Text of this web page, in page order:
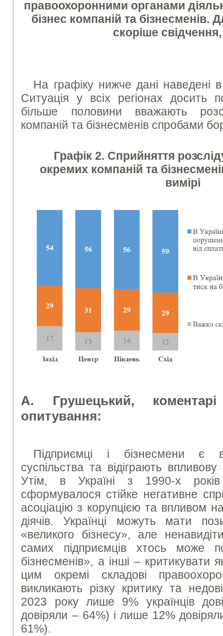
правоохоронними органами
бізнес компаній та бізнесменів.
скоріше
На графіку нижче дані наведені в
Ситуація у всіх регіонах досить
більше половини вважають
компаній та бізнесменів спробами
Графік 2. Сприйняття
окремих компаній та
вимірі
А. Грушецький,
опитування:
Підприємці і бізнесмени є
суспільства та відіграють
Утім, в Україні з 1990-х
сформувалося стійке негативне
асоціацію з корупцією та впливом
діячів. Українці можуть мати
«великого бізнесу», але
самих підприємців хтось може
бізнесменів», а інші – критикувати
цим окремі складові
викликають різку критику та
2023 року лише 9% українців
довіряли – 64%) і лише 12%
61%).